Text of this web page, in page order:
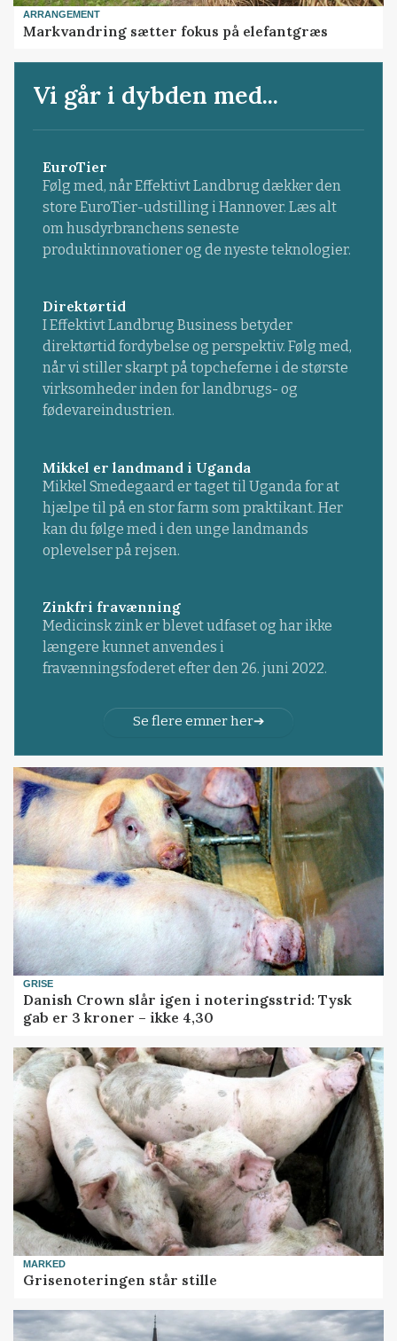
ARRANGEMENT
Markvandring sætter fokus på elefantgræs
Vi går i dybden med...
EuroTier
Følg med, når Effektivt Landbrug dækker den
store EuroTier-udstilling i Hannover. Læs alt
om husdyrbranchens seneste
produktinnovationer og de nyeste teknologier.
Direktørtid
I Effektivt Landbrug Business betyder
direktørtid fordybelse og perspektiv. Følg med,
når vi stiller skarpt på topcheferne i de største
virksomheder inden for landbrugs- og
fødevareindustrien.
Mikkel er landmand i Uganda
Mikkel Smedegaard er taget til Uganda for at
hjælpe til på en stor farm som praktikant. Her
kan du følge med i den unge landmands
oplevelser på rejsen.
Zinkfri fravænning
Medicinsk zink er blevet udfaset og har ikke
længere kunnet anvendes i
fravænningsfoderet efter den 26. juni 2022.
Se flere emner her
GRISE
Danish Crown slår igen i noteringsstrid: Tysk
gab er 3 kroner – ikke 4,30
MARKED
Grisenoteringen står stille